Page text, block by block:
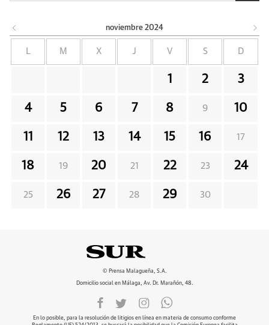
noviembre 2024
L M X J V S D
1 2 3
4 5 6 7 8 9 10
11 12 13 14 15 16 17
18 19 20 21 22 23 24
25 26 27 28 29 30
© Prensa Malagueña, S.A.
Domicilio social en Málaga, Av. Dr. Marañón, 48.
En lo posible, para la resolución de litigios en línea en materia de consumo conforme